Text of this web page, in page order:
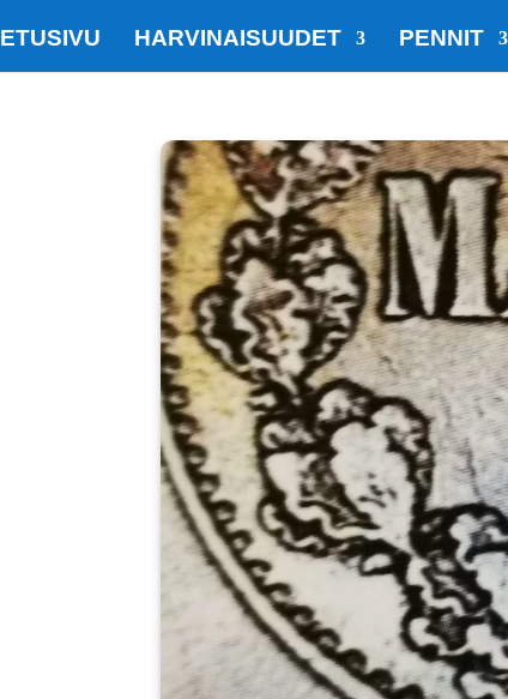
ETUSIVU HARVINAISUUDET PENNIT